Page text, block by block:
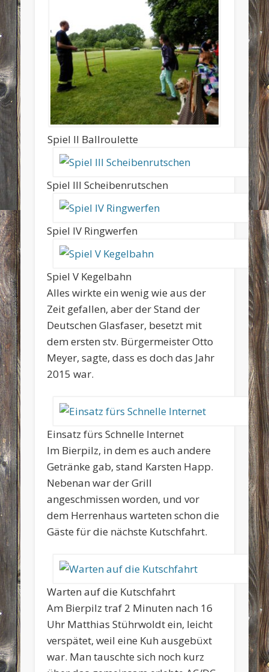
Spiel II Ballroulette
Spiel III Scheibenrutschen
Spiel IV Ringwerfen
Spiel V Kegelbahn
Alles wirkte ein wenig wie aus der
Zeit gefallen, aber der Stand der
Deutschen Glasfaser, besetzt mit
dem ersten stv. Bürgermeister Otto
Meyer, sagte, dass es doch das Jahr
2015 war.
Einsatz fürs Schnelle Internet
Im Bierpilz, in dem es auch andere
Getränke gab, stand Karsten Happ.
Nebenan war der Grill
angeschmissen worden, und vor
dem Herrenhaus warteten schon die
Gäste für die nächste Kutschfahrt.
Warten auf die Kutschfahrt
Am Bierpilz traf 2 Minuten nach 16
Uhr Matthias Stührwoldt ein, leicht
verspätet, weil eine Kuh ausgebüxt
war. Man tauschte sich noch kurz